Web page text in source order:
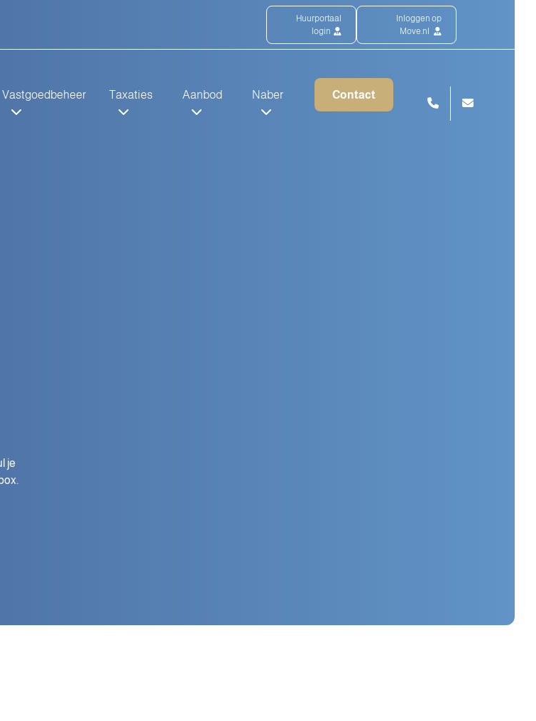
Huurportaal
login
Inloggen op
Move.nl
Vastgoedbeheer Taxaties Aanbod Naber Contact
je